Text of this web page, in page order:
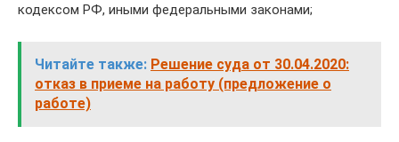
кодексом РФ, иными федеральными законами;
Читайте также: Решение суда от 30.04.2020:
отказ в приеме на работу (предложение о
работе)